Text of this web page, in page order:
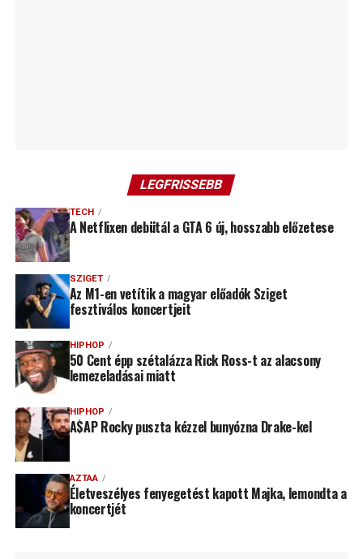
LEGFRISSEBB
TECH
A Netflixen debütál a GTA 6 új, hosszabb előzetese
SZIGET
Az M1-en vetítik a magyar előadók Sziget
fesztiválos koncertjeit
HIPHOP
50 Cent épp szétalázza Rick Ross-t az alacsony
lemezeladásai miatt
HIPHOP
A$AP Rocky puszta kézzel bunyózna Drake-kel
AZTAA
Életveszélyes fenyegetést kapott Majka, lemondta a
koncertjét